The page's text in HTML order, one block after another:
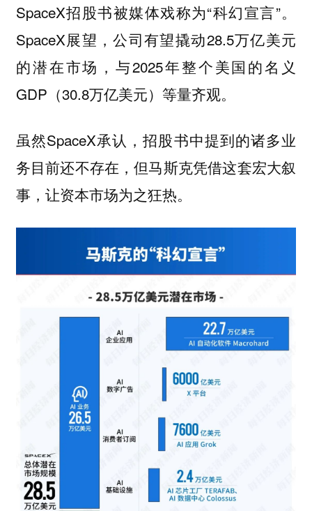
SpaceX招股书被媒体戏称为“科幻宣言”。
SpaceX展望，公司有望撬动28.5万亿美元
的潜在市场，与2025年整个美国的名义
GDP（30.8万亿美元）等量齐观。
虽然SpaceX承认，招股书中提到的诸多业
务目前还不存在，但马斯克凭借这套宏大叙
事，让资本市场为之狂热。